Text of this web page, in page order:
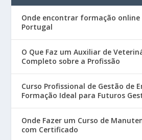
Onde encontrar formação
Portugal
O Que Faz um Auxiliar de
Completo sobre a Profissão
Curso Profissional de Gestão de
Formação Ideal para Futuros
Onde Fazer um Curso de
com Certificado